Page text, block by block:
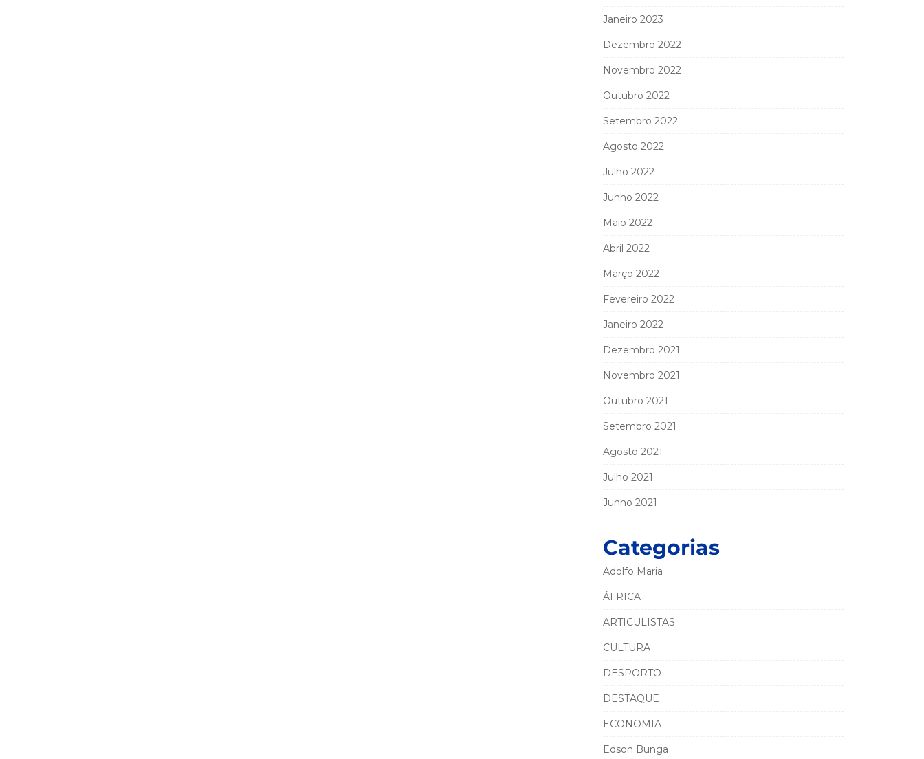
Janeiro 2023
Dezembro 2022
Novembro 2022
Outubro 2022
Setembro 2022
Agosto 2022
Julho 2022
Junho 2022
Maio 2022
Abril 2022
Março 2022
Fevereiro 2022
Janeiro 2022
Dezembro 2021
Novembro 2021
Outubro 2021
Setembro 2021
Agosto 2021
Julho 2021
Junho 2021
Categorias
Adolfo Maria
ÁFRICA
ARTICULISTAS
CULTURA
DESPORTO
DESTAQUE
ECONOMIA
Edson Bunga